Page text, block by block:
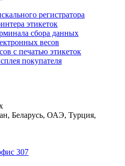
регистратора
этикеток
сбора данных
весов
с печатью этикеток
покупателя
Беларусь, ОАЭ, Турция,
307